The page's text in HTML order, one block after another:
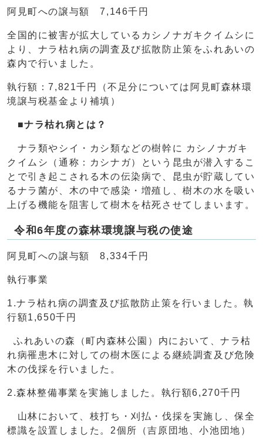
阿見町への譲与額 7,146千円
全国的に被害が拡大しているカシノナガキクイムシに
より、ナラ枯れ病の調査及び拡散防止策をふれあいの
森内で行いました。
執行額：7,821千円（不足分については阿見町森林環
境譲与税基金より補填）
■ナラ枯れ病とは？
ナラ類やシイ・カシ類などの樹幹に カシノナガキ
クイムシ（通称：カシナガ）という昆虫が潜入するこ
とで引き起こされる木の伝染病で、昆虫が貯蔵してい
るナラ菌が、木の中で感染・増殖し、樹木の水を吸い
上げる機能を阻害して樹木を枯死させてしまいます。
令和6年度の森林環境譲与税の使途
阿見町への譲与額 8,334千円
執行事業
1.ナラ枯れ病の調査及び拡散防止策を行いました。執
行額1,650千円
ふれあいの森（町内森林公園）内において、ナラ枯
れ病罹患木に対しての樹木医による継続調査及び危険
木の伐採を行いました。
2.森林整備事業を実施しました。執行額6,270千円
山林において、枝打ち・刈払・伐採を実施し、保全
標識を設置しました。2個所（吉原団地、小池団地）